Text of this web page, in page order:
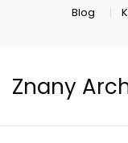
Blog
Znany